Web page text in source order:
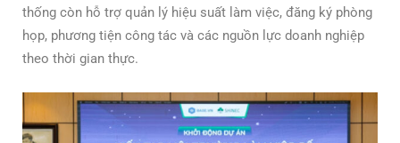
thống còn hỗ trợ quản lý hiệu suất làm việc, đăng ký phòng
họp, phương tiện công tác và các nguồn lực doanh nghiệp
theo thời gian thực.